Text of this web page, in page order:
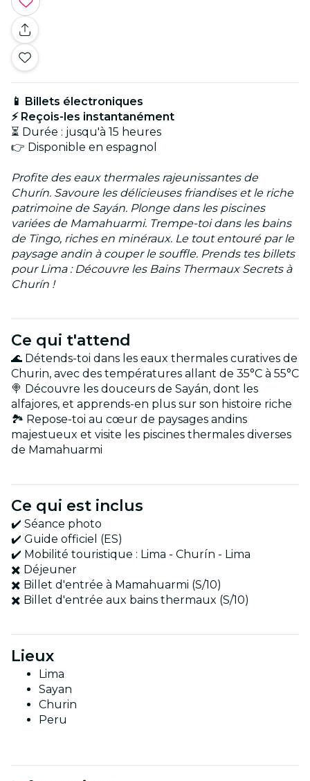
📱 Billets électroniques
⚡ Reçois-les instantanément
⏳ Durée : jusqu'à 15 heures
👉 Disponible en espagnol
Profite des eaux thermales rajeunissantes de
Churín. Savoure les délicieuses friandises et le riche
patrimoine de Sayán. Plonge dans les piscines
variées de Mamahuarmi. Trempe-toi dans les bains
de Tingo, riches en minéraux. Le tout entouré par le
paysage andin à couper le souffle. Prends tes billets
pour Lima : Découvre les Bains Thermaux Secrets à
Churín !
Ce qui t'attend
🌊 Détends-toi dans les eaux thermales curatives de
Churin, avec des températures allant de 35°C à 55°C
🍭 Découvre les douceurs de Sayán, dont les
alfajores, et apprends-en plus sur son histoire riche
🏞️ Repose-toi au cœur de paysages andins
majestueux et visite les piscines thermales diverses
de Mamahuarmi
Ce qui est inclus
✔️ Séance photo
✔️ Guide officiel (ES)
✔️ Mobilité touristique : Lima - Churín - Lima
✖️ Déjeuner
✖️ Billet d'entrée à Mamahuarmi (S/10)
✖️ Billet d'entrée aux bains thermaux (S/10)
Lieux
Lima
Sayan
Churin
Peru